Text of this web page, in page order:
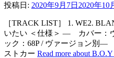
投稿日: 2020年9月7日 2020年10
［TRACK LIST］ 1. WE2.
いたい ＜仕様＞ ― カバー：
ック：68P / ヴァージョン
ストカー Read more about